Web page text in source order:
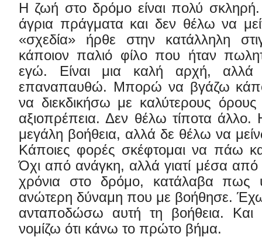
Η ζωή στο δρόμο είναι πολύ
άγρια πράγματα και δεν θέλω να
«σχεδία» ήρθε στην κατάλληλη
κάποιον παλιό φίλο που ήταν
εγώ. Είναι μια καλή αρχή,
επαναπαυθώ. Μπορώ να βγάζω
να διεκδικήσω με καλύτερους όρους
αξιοπρέπεια. Δεν θέλω τίποτα άλλο.
μεγάλη βοήθεια, αλλά δε θέλω να
Κάποιες φορές σκέφτομαι να πάω
Όχι από ανάγκη, αλλά γιατί μέσα
χρόνια στο δρόμο, κατάλαβα πως
ανώτερη δύναμη που με βοήθησε.
ανταποδώσω αυτή τη βοήθεια. Και
νομίζω ότι κάνω το πρώτο βήμα.